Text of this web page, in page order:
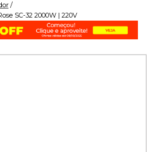
SC-32 2000W | 220V